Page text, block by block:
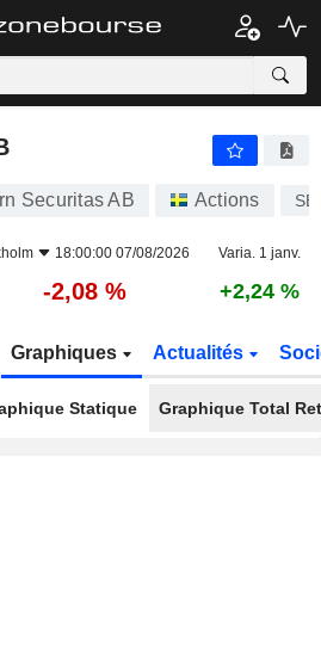
Securitas AB Actions
18:00:00 07/08/2026 Varia. 1 janv.
-2,08 % +2,24 %
Graphiques Actualités
Statique Graphique Total